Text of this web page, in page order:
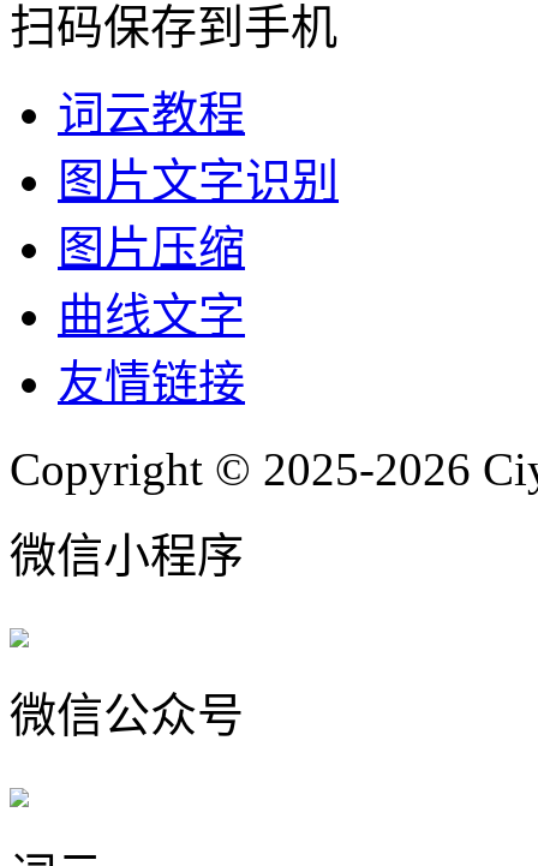
扫码保存到手机
词云教程
图片文字识别
图片压缩
曲线文字
友情链接
Copyright © 2025-2026
微信小程序
微信公众号